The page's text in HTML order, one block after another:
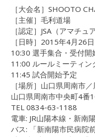
［大会名］SHOOTO
［主催］毛利道場
［認定］JSA（アマチュ
［日時］2015年4月26日
10:30 選手集合・受付開
11:00 ルールミーティン
11:45 試合開始予定
［場所］山口県周南市
山口県周南市中央町4番
TEL 0834-63-1188
電車: JR山陽本線・新南
バス: 「新南陽市民病院